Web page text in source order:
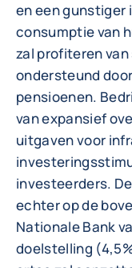
en een
consumptie van
zal profiteren
ondersteund
pensioenen.
van expansief
uitgaven voor
investeerders.
echter op de
Nationale Bank
doelstelling